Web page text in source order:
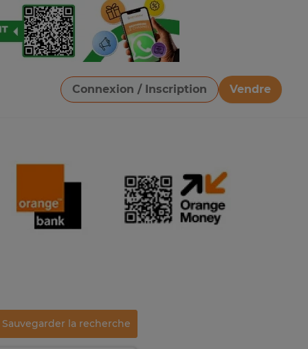
Connexion / Inscription
Vendre
Télécharger une image
Sauvegarder la recherche